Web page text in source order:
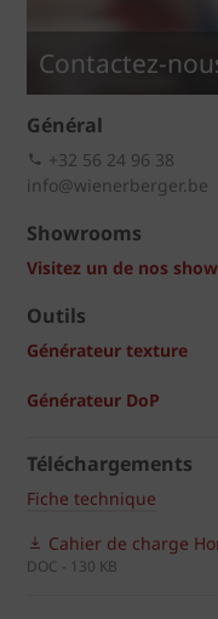
Contactez-
Général
+32 56 24 96 38
info@wienerberger.be
Showrooms
Visitez un de nos
Outils
Générateur texture
Générateur DoP
Téléchargements
Fiche technique
Cahier de charge
DOC - 130 KB